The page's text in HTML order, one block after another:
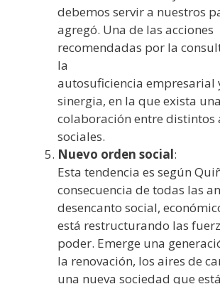
debemos servir a nuestros
agregó. Una de las acciones
recomendadas por la
la
autosuficiencia empresarial
sinergia, en la que exista una
colaboración entre distintos
sociales.
Nuevo orden social:
Esta tendencia es según
consecuencia de todas las
desencanto social,
está restructurando las
poder. Emerge una
la renovación, los aires de
una nueva sociedad que